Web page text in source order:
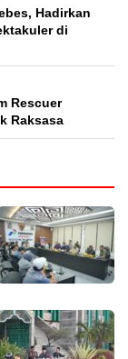
Hadirkan
di
Rescuer
Raksasa